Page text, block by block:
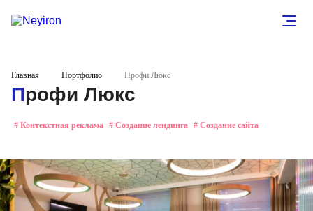
Главная Портфолио Профи Люкс
Профи Люкс
# Контекстная реклама # Создание лендинга # Создание сайта